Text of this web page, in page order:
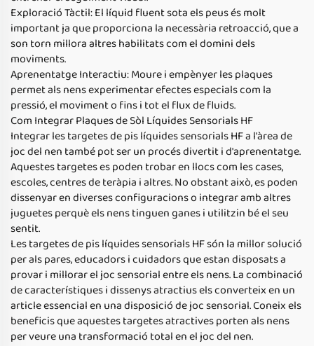
Exploració Tàctil: El líquid fluent sota els peus és molt
important ja que proporciona la necessària retroacció, que a
son torn millora altres habilitats com el domini dels
moviments.
Aprenentatge Interactiu: Moure i empènyer les plaques
permet als nens experimentar efectes especials com la
pressió, el moviment o fins i tot el flux de fluids.
Com Integrar Plaques de Sòl Líquides Sensorials HF
Integrar les targetes de pis líquides sensorials HF a l'àrea de
joc del nen també pot ser un procés divertit i d'aprenentatge.
Aquestes targetes es poden trobar en llocs com les cases,
escoles, centres de teràpia i altres. No obstant això, es poden
dissenyar en diverses configuracions o integrar amb altres
juguetes perquè els nens tinguen ganes i utilitzin bé el seu
sentit.
Les targetes de pis líquides sensorials HF són la millor solució
per als pares, educadors i cuidadors que estan disposats a
provar i millorar el joc sensorial entre els nens. La combinació
de característiques i dissenys atractius els converteix en un
article essencial en una disposició de joc sensorial. Coneix els
beneficis que aquestes targetes atractives porten als nens
per veure una transformació total en el joc del nen.